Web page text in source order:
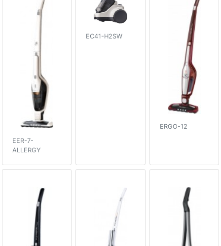
EER-7-
ALLERGY
EC41-H2SW
ERGO-12